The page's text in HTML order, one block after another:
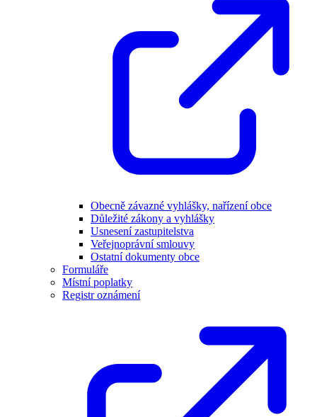
Obecně závazné vyhlášky, nařízení obce
Důležité zákony a vyhlášky
Usnesení zastupitelstva
Veřejnoprávní smlouvy
Ostatní dokumenty obce
Formuláře
Místní poplatky
Registr oznámení